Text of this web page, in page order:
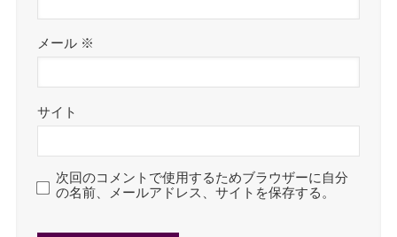
メール ※
サイト
次回のコメントで使用するためブラウザーに自分
の名前、メールアドレス、サイトを保存する。